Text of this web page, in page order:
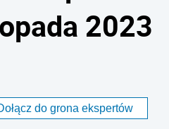
2023
do grona ekspertów